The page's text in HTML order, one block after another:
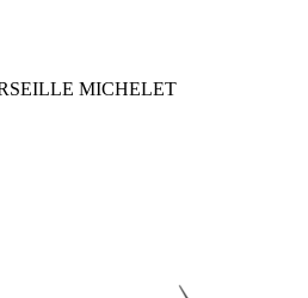
MICHELET